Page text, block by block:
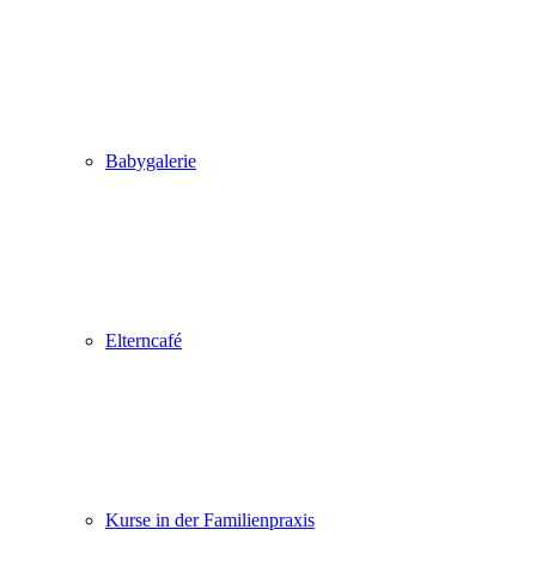
Babygalerie
Elterncafé
Kurse in der Familienpraxis